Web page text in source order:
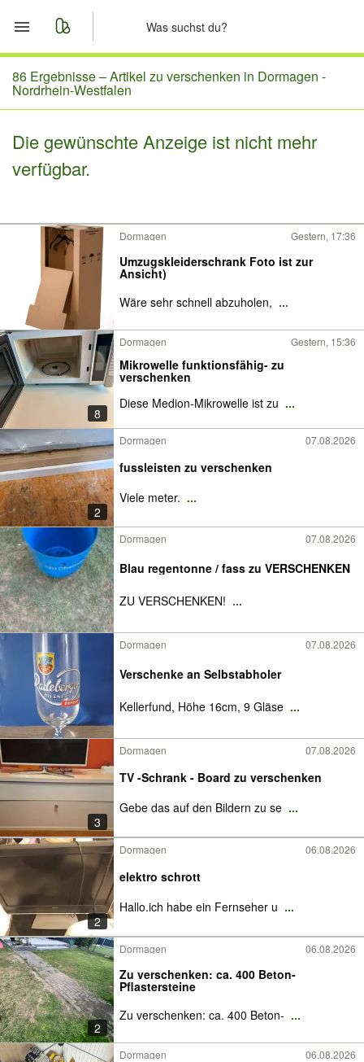
Start
Merkliste
Nachrichten
86 Ergebnisse –Artikel zu verschenken in Dormagen -
Nordrhein-Westfalen
Die gewünschte Anzeige ist nicht mehr
verfügbar.
Dormagen Gestern, 17:36
Umzugskleiderschrank Foto ist zur
Ansicht)
Wäre sehr schnell abzuholen, ...
8
Dormagen Gestern, 15:36
Mikrowelle funktionsfähig- zu
verschenken
Diese Medion-Mikrowelle ist zu ...
2
Dormagen 07.08.2026
fussleisten zu verschenken
Viele meter. ...
Dormagen 07.08.2026
Blau regentonne / fass zu VERSCHENKEN
ZU VERSCHENKEN! ...
Dormagen 07.08.2026
Verschenke an Selbstabholer
Kellerfund, Höhe 16cm, 9 Gläse ...
3
Dormagen 07.08.2026
TV -Schrank - Board zu verschenken
Gebe das auf den Bildern zu se ...
2
Dormagen 06.08.2026
elektro schrott
Hallo.ich habe ein Fernseher u ...
2
Dormagen 06.08.2026
Zu verschenken: ca. 400 Beton-
Pflastersteine
Zu verschenken: ca. 400 Beton- ...
Dormagen 06.08.2026